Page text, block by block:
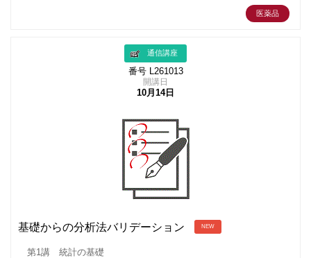
医薬品
通信講座
番号 L261013
開講日
10月14日
基礎からの分析法バリデーション NEW
第1講 統計の基礎